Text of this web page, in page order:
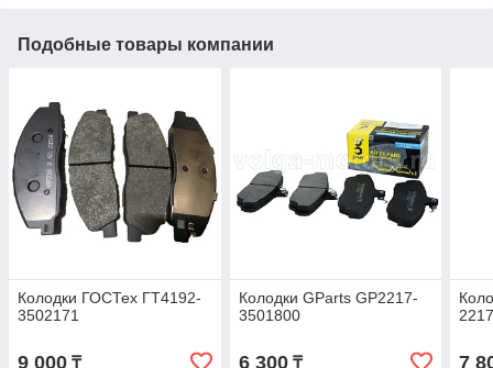
Подобные товары компании
Колодки ГОСТех ГТ4192-
3502171
9 000 ₸
Колодки GParts GP2217-
3501800
6 300₸ 7